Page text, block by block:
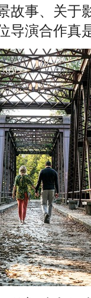
故事、关于
导演合作真